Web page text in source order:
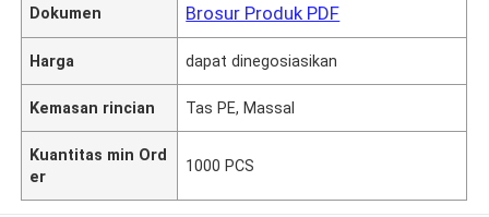
Dokumen Brosur Produk PDF
Harga dapat dinegosiasikan
Kemasan rincian Tas PE, Massal
Kuantitas min Ord
er
1000 PCS